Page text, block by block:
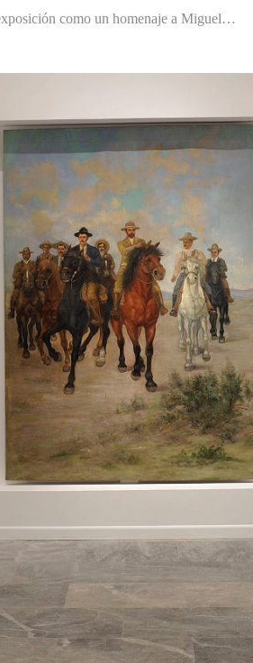
como un homenaje a Miguel…